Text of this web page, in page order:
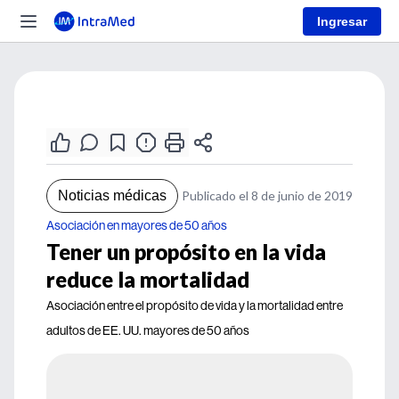
Ingresar
Noticias médicas Publicado el 8 de junio de 2019
Asociación en mayores de 50 años
Tener un propósito en la vida
reduce la mortalidad
Asociación entre el propósito de vida y la mortalidad entre
adultos de EE. UU. mayores de 50 años